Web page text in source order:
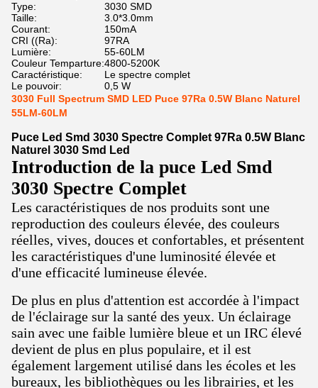
Type:
3030 SMD
Taille:
3.0*3.0mm
Courant:
150mA
CRI ((Ra):
97RA
Lumière:
55-60LM
Couleur Temparture:4800-5200K
Caractéristique:
Le spectre complet
Le pouvoir:
0,5 W
3030 Full Spectrum SMD LED Puce 97Ra 0.5W Blanc Naturel
55LM-60LM
Puce Led Smd 3030 Spectre Complet 97Ra 0.5W Blanc
Naturel 3030 Smd Led
Introduction de la puce Led Smd
3030 Spectre Complet
Les caractéristiques de nos produits sont une
reproduction des couleurs élevée, des couleurs
réelles, vives, douces et confortables, et présentent
les caractéristiques d'une luminosité élevée et
d'une efficacité lumineuse élevée.
De plus en plus d'attention est accordée à l'impact
de l'éclairage sur la santé des yeux. Un éclairage
sain avec une faible lumière bleue et un IRC élevé
devient de plus en plus populaire, et il est
également largement utilisé dans les écoles et les
bureaux, les bibliothèques ou les librairies, et les